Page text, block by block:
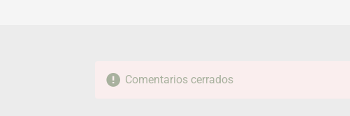
Comentarios cerrados